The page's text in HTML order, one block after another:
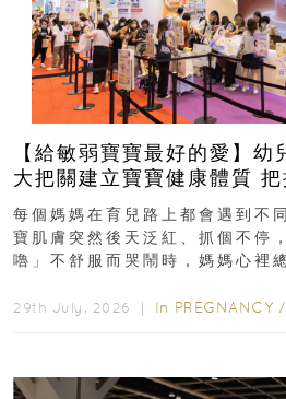
【給敏弱寶寶最好的愛】
大把關建立寶寶健康體質
每個媽媽在育兒路上都會遇到不
寶肌膚突然後天泛紅、抓個不停
嚕」不舒服而哭鬧時，媽媽心裡
29th July, 2026 ｜ In PREGNANCY /